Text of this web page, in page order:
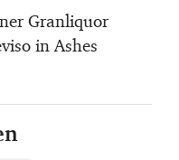
Granliquor
in Ashes